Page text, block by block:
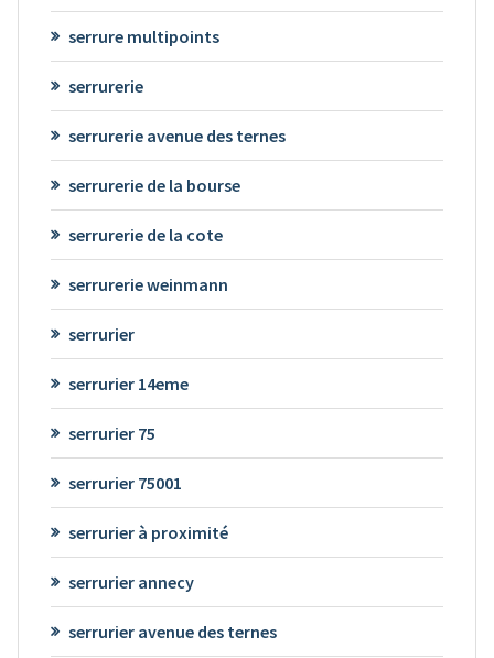
serrure multipoints
serrurerie
serrurerie avenue des ternes
serrurerie de la bourse
serrurerie de la cote
serrurerie weinmann
serrurier
serrurier 14eme
serrurier 75
serrurier 75001
serrurier à proximité
serrurier annecy
serrurier avenue des ternes